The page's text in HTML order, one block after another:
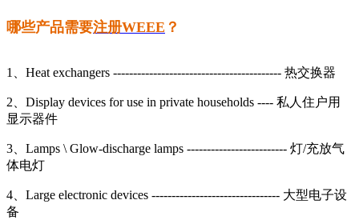
哪些产品需要注册WEEE ？
1、Heat exchangers ------------------------------------------ 热交换器
2、Display devices for use in private households ---- 私人住户用
显示器件
3、Lamps \ Glow-discharge lamps ------------------------- 灯/充放气
体电灯
4、Large electronic devices -------------------------------- 大型电子设
备